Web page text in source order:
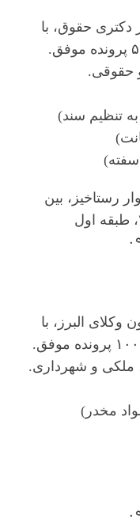
دکتری حقوق، با
حقوقی.
تنظیم سند)
رستاخیز، بین
البرز، با
و شهرداری.
مخدر)